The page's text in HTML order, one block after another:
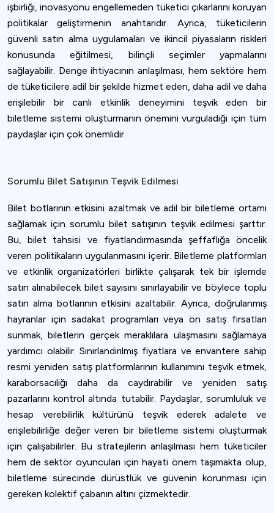
işbirliği, inovasyonu engellemeden tüketici çıkarlarını koruyan
politikalar geliştirmenin anahtarıdır. Ayrıca, tüketicilerin
güvenli satın alma uygulamaları ve ikincil piyasaların riskleri
konusunda eğitilmesi, bilinçli seçimler yapmalarını
sağlayabilir. Denge ihtiyacının anlaşılması, hem sektöre hem
de tüketicilere adil bir şekilde hizmet eden, daha adil ve daha
erişilebilir bir canlı etkinlik deneyimini teşvik eden bir
biletleme sistemi oluşturmanın önemini vurguladığı için tüm
paydaşlar için çok önemlidir.
Sorumlu Bilet Satışının Teşvik Edilmesi
Bilet botlarının etkisini azaltmak ve adil bir biletleme ortamı
sağlamak için sorumlu bilet satışının teşvik edilmesi şarttır.
Bu, bilet tahsisi ve fiyatlandırmasında şeffaflığa öncelik
veren politikaların uygulanmasını içerir. Biletleme platformları
ve etkinlik organizatörleri birlikte çalışarak tek bir işlemde
satın alınabilecek bilet sayısını sınırlayabilir ve böylece toplu
satın alma botlarının etkisini azaltabilir. Ayrıca, doğrulanmış
hayranlar için sadakat programları veya ön satış fırsatları
sunmak, biletlerin gerçek meraklılara ulaşmasını sağlamaya
yardımcı olabilir. Sınırlandırılmış fiyatlara ve envantere sahip
resmi yeniden satış platformlarının kullanımını teşvik etmek,
karaborsacılığı daha da caydırabilir ve yeniden satış
pazarlarını kontrol altında tutabilir. Paydaşlar, sorumluluk ve
hesap verebilirlik kültürünü teşvik ederek adalete ve
erişilebilirliğe değer veren bir biletleme sistemi oluşturmak
için çalışabilirler. Bu stratejilerin anlaşılması hem tüketiciler
hem de sektör oyuncuları için hayati önem taşımakta olup,
biletleme sürecinde dürüstlük ve güvenin korunması için
gereken kolektif çabanın altını çizmektedir.